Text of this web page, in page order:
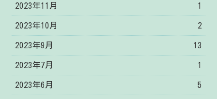
2023年11月 1
2023年10月 2
2023年9月 13
2023年7月 1
2023年6月 5